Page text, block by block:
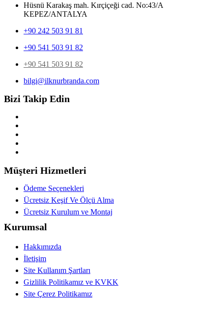
Hüsnü Karakaş mah. Kırçiçeği cad. No:43/A
KEPEZ/ANTALYA
+90 242 503 91 81
+90 541 503 91 82
+90 541 503 91 82
bilgi@ilknurbranda.com
Bizi Takip Edin
Müşteri Hizmetleri
Ödeme Seçenekleri
Ücretsiz Keşif Ve Ölçü Alma
Ücretsiz Kurulum ve Montaj
Kurumsal
Hakkımızda
İletişim
Site Kullanım Şartları
Gizlilik Politikamız ve KVKK
Site Çerez Politikamız